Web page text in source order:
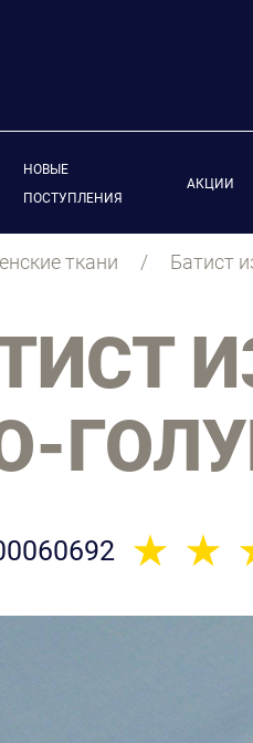
НОВЫЕ
ПОСТУПЛЕНИЯ
АКЦИИ
ткани Батист